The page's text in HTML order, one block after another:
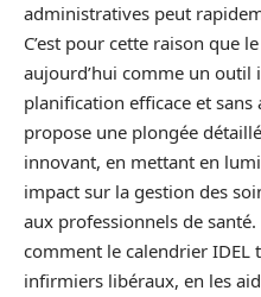
administratives peut
C’est pour cette raison que
aujourd’hui comme un outil
planification efficace et sans
propose une plongée
innovant, en mettant en
impact sur la gestion des
aux professionnels de
comment le calendrier
infirmiers libéraux, en les